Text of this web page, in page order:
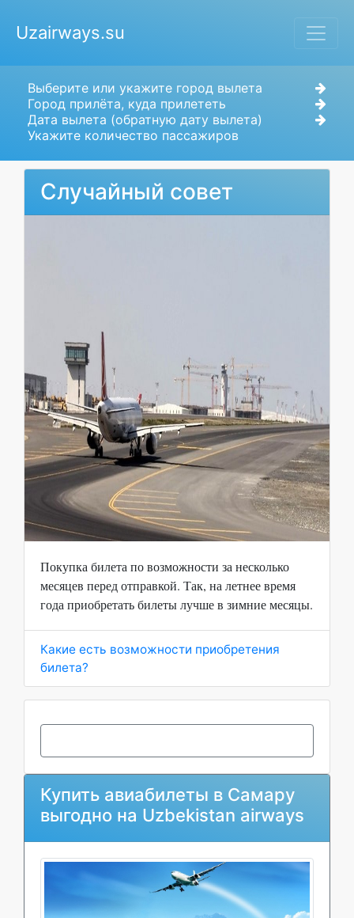
Uzairways.su
Выберите или укажите город вылета
Город прилёта, куда прилететь
Дата вылета (обратную дату вылета)
Укажите количество пассажиров
Случайный совет
Покупка билета по возможности за несколько
месяцев перед отправкой. Так, на летнее время
года приобретать билеты лучше в зимние месяцы.
Какие есть возможности приобретения
билета?
Купить авиабилеты в Самару
выгодно на Uzbekistan airways